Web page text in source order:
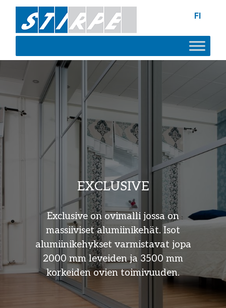
FI
EXCLUSIVE
Exclusive on ovimalli jossa on
massiiviset alumiinikehät. Isot
varmistavat jopa
2000 mm leveiden ja 3500 mm
korkeiden ovien toimivuuden.